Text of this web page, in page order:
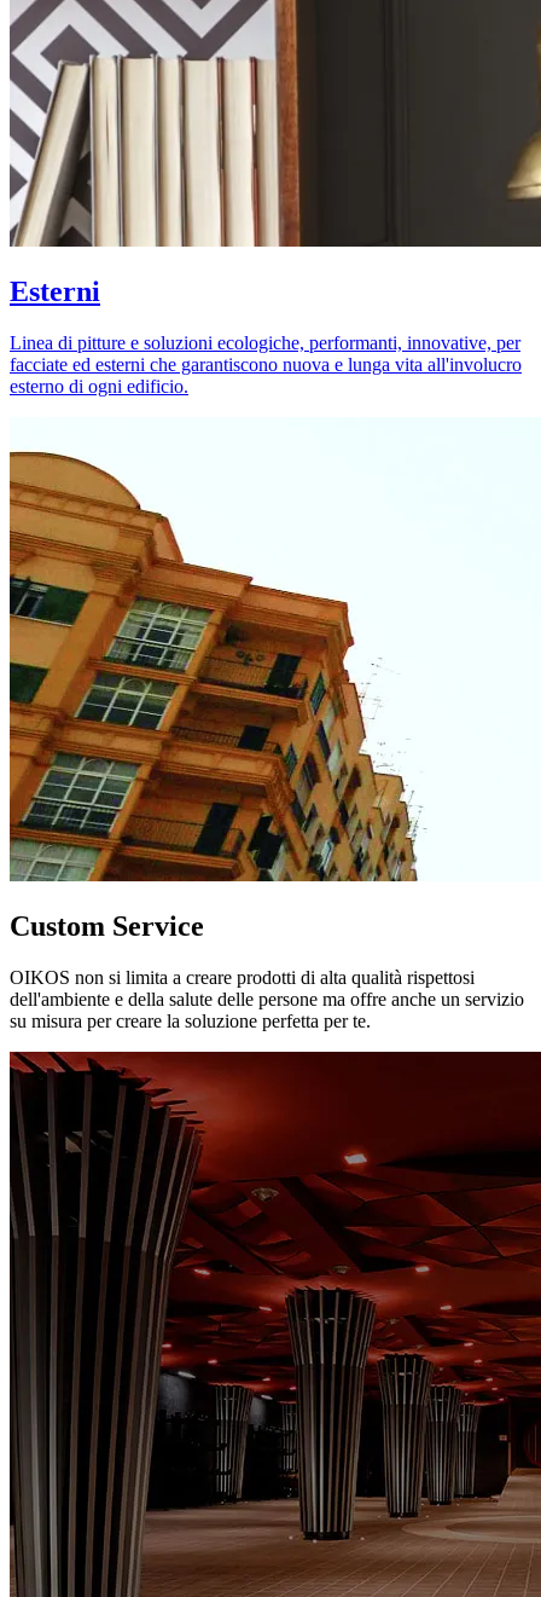
Esterni
Linea di pitture e soluzioni ecologiche, performanti, innovative, per
facciate ed esterni che garantiscono nuova e lunga vita all'involucro
esterno di ogni edificio.
Custom Service
OIKOS non si limita a creare prodotti di alta qualità rispettosi
dell'ambiente e della salute delle persone ma offre anche un servizio
su misura per creare la soluzione perfetta per te.